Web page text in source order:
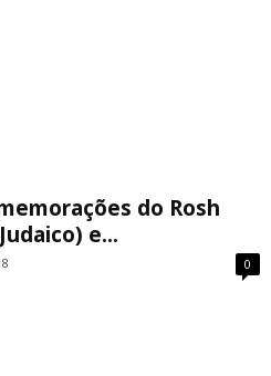
do Rosh
e...
0